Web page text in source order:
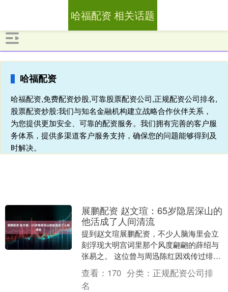
哈福配资
哈福配资,免费配资炒股,可靠股票配资公司,正规配资公司排名,
股票配资炒股:我们与知名金融机构建立战略合作伙伴关系，
为您提供更加安全、可靠的配资服务。我们拥有完善的客户服
务体系，提供多渠道客户服务支持，确保您的问题能够得到及
时解决。
哈福配资 相关话题
展鹏配资 赵文瑄：65岁隐居深山的
他活成了人间清流
提到赵文瑄展鹏配资，不少人脑海里会立
刻浮现大明宫词里那个风度翩翩的薛绍与
张易之。 这位曾与周迅陈红因戏传过绯
闻，被誉为绝世美男的演员，在最火的时
候是无数人心中的....
查看： 170 分类： 正规配资公司排
名